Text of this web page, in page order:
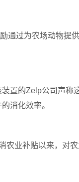
通过为农场动物提
置的Zelp公司声称
消化效率。
农业补贴以来，对